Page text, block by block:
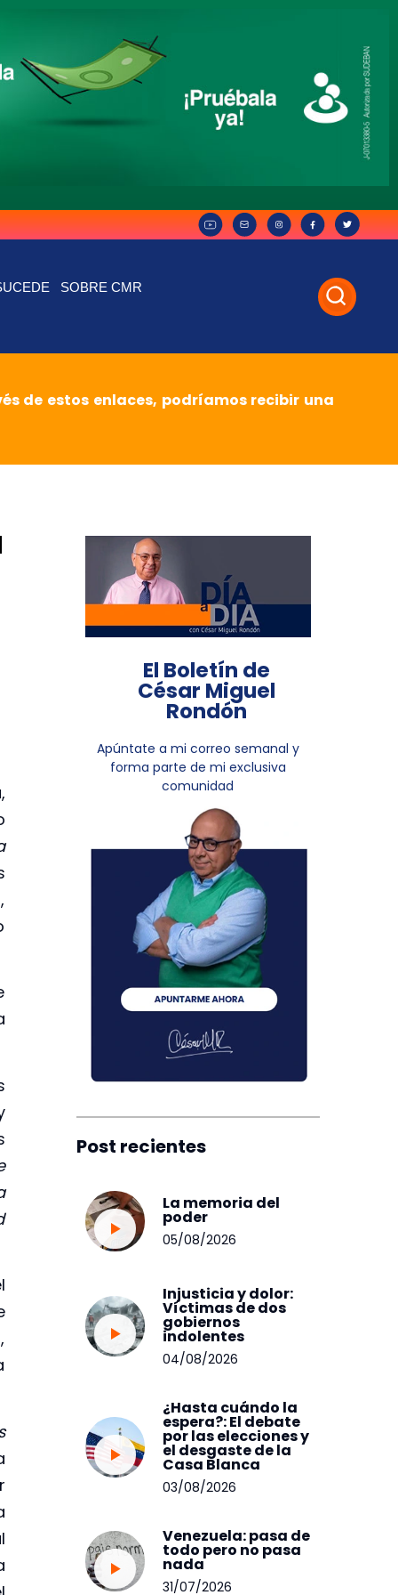
SOBRE CMR
de estos enlaces, podríamos recibir una
El Boletín de
César Miguel
Rondón
Apúntate a mi correo semanal y
forma parte de mi exclusiva
comunidad
Post recientes
La memoria del
poder
05/08/2026
Injusticia y dolor:
Víctimas de dos
gobiernos
indolentes
04/08/2026
¿Hasta cuándo la
espera?: El debate
por las elecciones y
el desgaste de la
Casa Blanca
03/08/2026
Venezuela: pasa de
todo pero no pasa
nada
31/07/2026